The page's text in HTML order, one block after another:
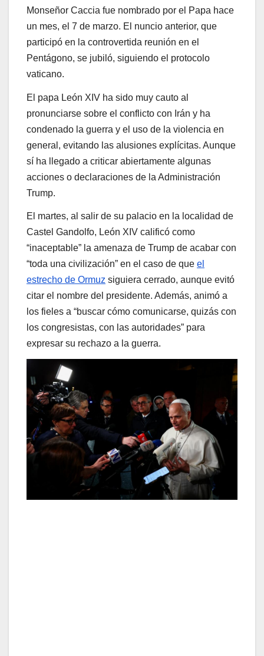
Monseñor Caccia fue nombrado por el Papa hace
un mes, el 7 de marzo. El nuncio anterior, que
participó en la controvertida reunión en el
Pentágono, se jubiló, siguiendo el protocolo
vaticano.
El papa León XIV ha sido muy cauto al
pronunciarse sobre el conflicto con Irán y ha
condenado la guerra y el uso de la violencia en
general, evitando las alusiones explícitas. Aunque
sí ha llegado a criticar abiertamente algunas
acciones o declaraciones de la Administración
Trump.
El martes, al salir de su palacio en la localidad de
Castel Gandolfo, León XIV calificó como
“inaceptable” la amenaza de Trump de acabar con
“toda una civilización” en el caso de que el
estrecho de Ormuz siguiera cerrado, aunque evitó
citar el nombre del presidente. Además, animó a
los fieles a “buscar cómo comunicarse, quizás con
los congresistas, con las autoridades” para
expresar su rechazo a la guerra.